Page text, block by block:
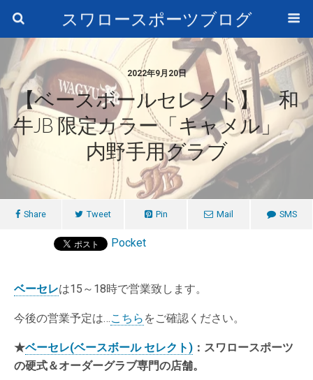
スワロースポーツブログ
2022年9月20日
【ベースボールセレクト】 和
牛JB 限定カラー「キャメル」
内野手用グラブ
Share Tweet Pin Mail SMS
Pocket
ベーセレは15～18時で営業致します。
今後の営業予定は…こちら をご確認ください。
★ベーセレ(ベースボール セレクト) ：スワロースポーツ
の硬式＆オーダーグラブ専門の店舗。